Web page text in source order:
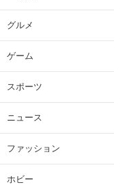
グルメ
ゲーム
スポーツ
ニュース
ファッション
ホビー